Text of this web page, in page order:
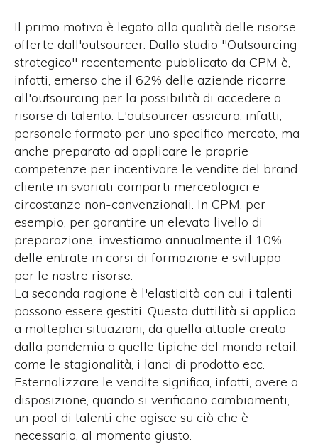
Il primo motivo è legato alla qualità delle risorse
offerte dall'outsourcer. Dallo studio "Outsourcing
strategico" recentemente pubblicato da CPM è,
infatti, emerso che il 62% delle aziende ricorre
all'outsourcing per la possibilità di accedere a
risorse di talento. L'outsourcer assicura, infatti,
personale formato per uno specifico mercato, ma
anche preparato ad applicare le proprie
competenze per incentivare le vendite del brand-
cliente in svariati comparti merceologici e
circostanze non-convenzionali. In CPM, per
esempio, per garantire un elevato livello di
preparazione, investiamo annualmente il 10%
delle entrate in corsi di formazione e sviluppo
per le nostre risorse.
La seconda ragione è l'elasticità con cui i talenti
possono essere gestiti. Questa duttilità si applica
a molteplici situazioni, da quella attuale creata
dalla pandemia a quelle tipiche del mondo retail,
come le stagionalità, i lanci di prodotto ecc.
Esternalizzare le vendite significa, infatti, avere a
disposizione, quando si verificano cambiamenti,
un pool di talenti che agisce su ciò che è
necessario, al momento giusto.